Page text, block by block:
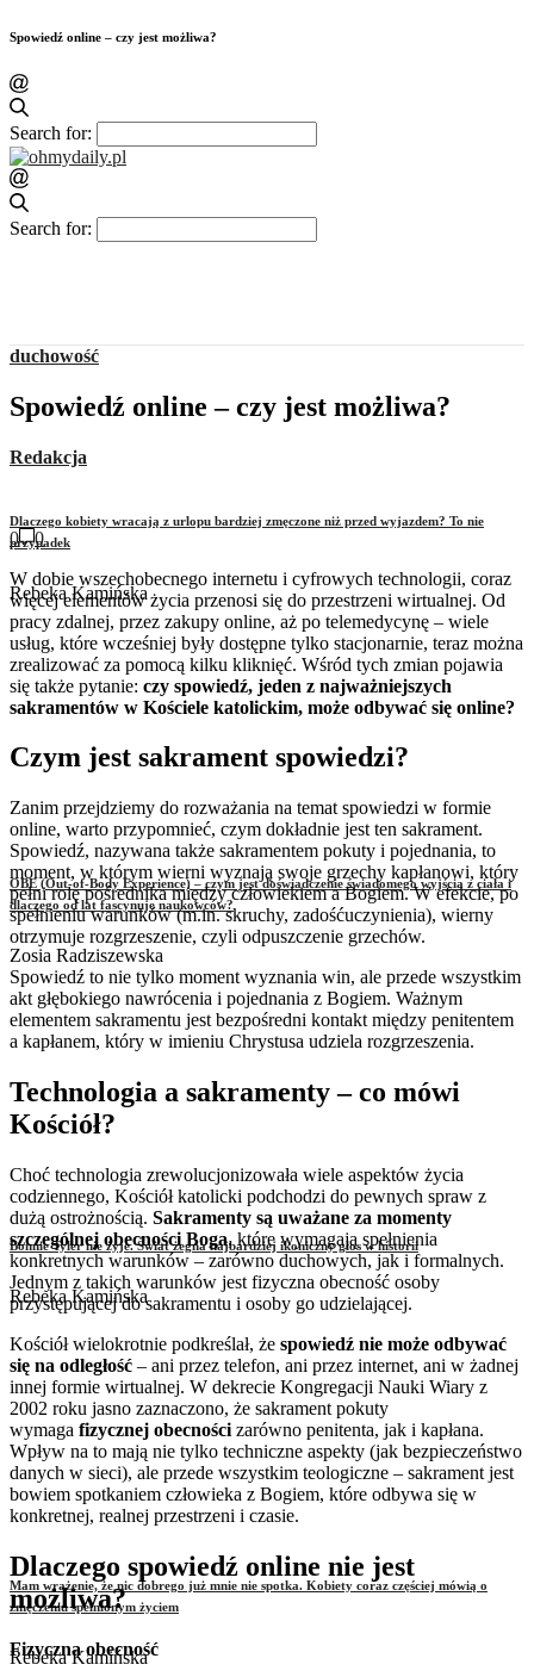
Spowiedź online – czy jest możliwa?
Search for:
Search for:
Dlaczego kobiety wracają z urlopu bardziej zmęczone niż przed wyjazdem? To nie
przypadek
Rebeka Kamińska
OBE (Out-of-Body Experience) – czym jest doświadczenie świadomego wyjścia z ciała i
dlaczego od lat fascynuje naukowców?
Zosia Radziszewska
Bonnie Tyler nie żyje. Świat żegna najbardziej ikoniczny głos w historii
Rebeka Kamińska
Mam wrażenie, że nic dobrego już mnie nie spotka. Kobiety coraz częściej mówią o
zmęczeniu spełnionym życiem
Rebeka Kamińska
duchowość
Spowiedź online – czy jest możliwa?
Redakcja
0
0
W dobie wszechobecnego internetu i cyfrowych technologii, coraz
więcej elementów życia przenosi się do przestrzeni wirtualnej. Od
pracy zdalnej, przez zakupy online, aż po telemedycynę – wiele
usług, które wcześniej były dostępne tylko stacjonarnie, teraz można
zrealizować za pomocą kilku kliknięć. Wśród tych zmian pojawia
się także pytanie: czy spowiedź, jeden z najważniejszych
sakramentów w Kościele katolickim, może odbywać się online?
Czym jest sakrament spowiedzi?
Zanim przejdziemy do rozważania na temat spowiedzi w formie
online, warto przypomnieć, czym dokładnie jest ten sakrament.
Spowiedź, nazywana także sakramentem pokuty i pojednania, to
moment, w którym wierni wyznają swoje grzechy kapłanowi, który
pełni rolę pośrednika między człowiekiem a Bogiem. W efekcie, po
spełnieniu warunków (m.in. skruchy, zadośćuczynienia), wierny
otrzymuje rozgrzeszenie, czyli odpuszczenie grzechów.
Spowiedź to nie tylko moment wyznania win, ale przede wszystkim
akt głębokiego nawrócenia i pojednania z Bogiem. Ważnym
elementem sakramentu jest bezpośredni kontakt między penitentem
a kapłanem, który w imieniu Chrystusa udziela rozgrzeszenia.
Technologia a sakramenty – co mówi
Kościół?
Choć technologia zrewolucjonizowała wiele aspektów życia
codziennego, Kościół katolicki podchodzi do pewnych spraw z
dużą ostrożnością. Sakramenty są uważane za momenty
szczególnej obecności Boga, które wymagają spełnienia
konkretnych warunków – zarówno duchowych, jak i formalnych.
Jednym z takich warunków jest fizyczna obecność osoby
przystępującej do sakramentu i osoby go udzielającej.
Kościół wielokrotnie podkreślał, że spowiedź nie może odbywać
się na odległość – ani przez telefon, ani przez internet, ani w żadnej
innej formie wirtualnej. W dekrecie Kongregacji Nauki Wiary z
2002 roku jasno zaznaczono, że sakrament pokuty
wymaga fizycznej obecności zarówno penitenta, jak i kapłana.
Wpływ na to mają nie tylko techniczne aspekty (jak bezpieczeństwo
danych w sieci), ale przede wszystkim teologiczne – sakrament jest
bowiem spotkaniem człowieka z Bogiem, które odbywa się w
konkretnej, realnej przestrzeni i czasie.
Dlaczego spowiedź online nie jest
możliwa?
Fizyczna obecność